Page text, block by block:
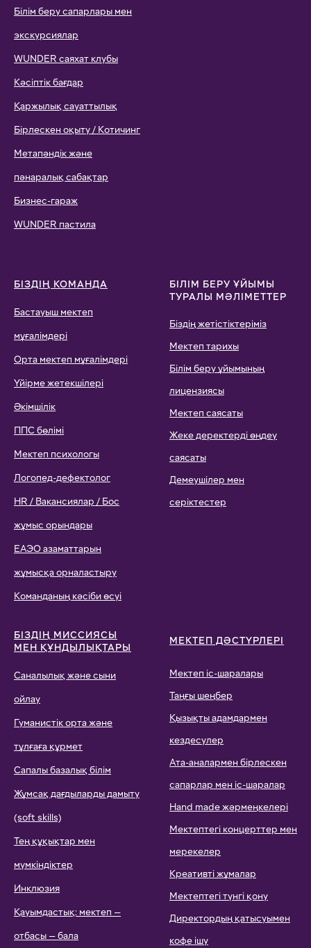
Білім беру сапарлары мен
экскурсиялар
WUNDER саяхат клубы
Кәсіптік бағдар
Қаржылық сауаттылық
Бірлескен оқыту / Котичинг
Метапәндік және
пәнаралық сабақтар
Бизнес-гараж
WUNDER пастила
БІЗДІҢ КОМАНДА
Бастауыш мектеп
мұғалімдері
Орта мектеп мұғалімдері
Үйірме жетекшілері
Әкімшілік
ППС бөлімі
Мектеп психологы
Логопед-дефектолог
HR / Вакансиялар / Бос
жұмыс орындары
ЕАЭО азаматтарын
жұмысқа орналастыру
Команданың кәсіби өсуі
БІЛІМ БЕРУ ҰЙЫМЫ
ТУРАЛЫ МӘЛІМЕТТЕР
Біздің жетістіктеріміз
Мектеп тарихы
Білім беру ұйымының
лицензиясы
Мектеп саясаты
Жеке деректерді өңдеу
саясаты
Демеушілер мен
серіктестер
БІЗДІҢ МИССИЯСЫ
МЕН ҚҰНДЫЛЫҚТАРЫ
Саналылық және сыни
ойлау
Гуманистік орта және
тұлғаға құрмет
Сапалы базалық білім
Жұмсақ дағдыларды дамыту
(soft skills)
Тең құқықтар мен
мүмкіндіктер
Инклюзия
Қауымдастық: мектеп —
отбасы — бала
МЕКТЕП ДӘСТҮРЛЕРІ
Мектеп іс-шаралары
Таңғы шеңбер
Қызықты адамдармен
кездесулер
Ата-аналармен бірлескен
сапарлар мен іс-шаралар
Hand made жәрмеңкелері
Мектептегі концерттер мен
мерекелер
Креативті жұмалар
Мектептегі түнгі қону
Директордың қатысуымен
кофе ішу